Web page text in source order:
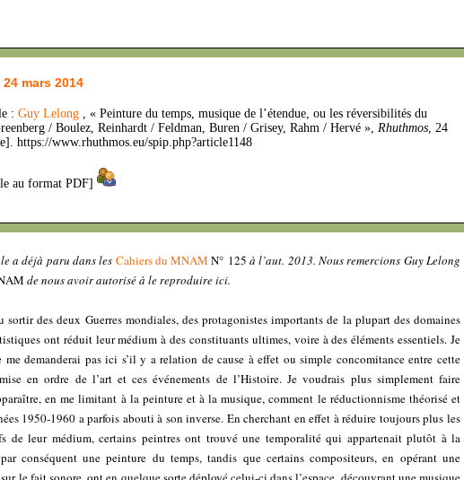
mars 2014
: Guy Lelong , « Peinture du temps, musique de l’étendue, ou les réversibilités du
/ Boulez, Reinhardt / Feldman, Buren / Grisey, Rahm / Hervé », Rhuthmos, 24
https://www.rhuthmos.eu/spip.php?article1148
au format PDF]
a déjà paru dans les Cahiers du MNAM N° 125à l’aut. 2013. Nous remercions Guy Lelong
de nous avoir autorisé à le reproduire ici.
sortir des deux Guerres mondiales, des protagonistes importants de la plupart des domaines
ont réduit leur médium à des constituants ultimes, voire à des éléments essentiels. Je
me demanderai pas ici s’il y a relation de cause à effet ou simple concomitance entre cette
en ordre de l’art et ces événements de l’Histoire. Je voudrais plus simplement faire
en me limitant à la peinture et à la musique, comment le réductionnisme théorisé et
1950-1960 a parfois abouti à son inverse. En cherchant en effet à réduire toujours plus les
de leur médium, certains peintres ont trouvé une temporalité qui appartenait plutôt à la
conséquent une peinture du temps, tandis que certains compositeurs, en opérant une